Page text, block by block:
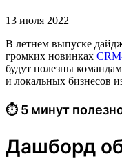
13 июля 2022
В летнем выпуске
громких новинках
будут полезны
и локальных бизнесов
⏱ 5 минут
Дашборд